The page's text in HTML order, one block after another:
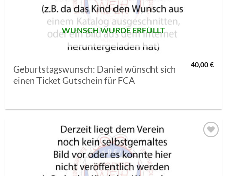
WUNSCH WURDE ERFÜLLT
Geburtstagswunsch: Daniel wünscht sich
einen Ticket Gutschein für FCA
40,00€